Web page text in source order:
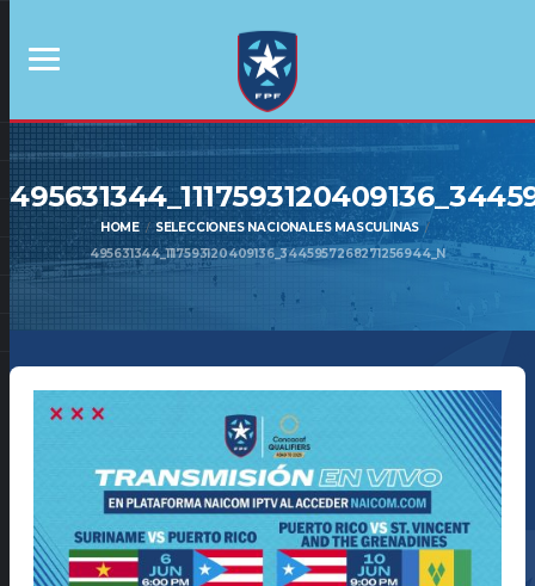
HOME
SELECCIONES NACIONALES MASCULINAS
495631344_1117593120409136_3445957268271256944_N